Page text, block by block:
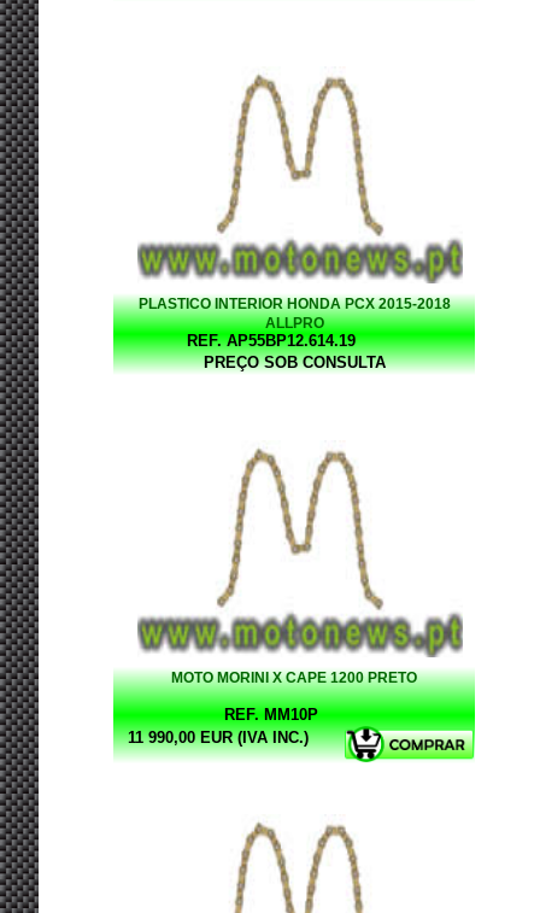
PLASTICO INTERIOR HONDA PCX 2015-2018
ALLPRO
REF. AP55BP12.614.19
PREÇO SOB CONSULTA
MOTO MORINI X CAPE 1200 PRETO
REF. MM10P
11 990,00 EUR (IVA INC.)